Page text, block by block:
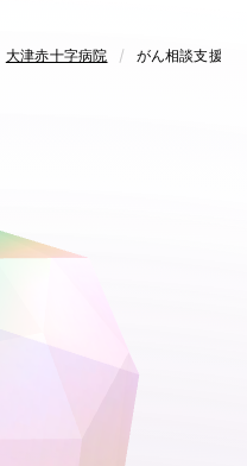
大津赤十字病院 がん相談支援セ